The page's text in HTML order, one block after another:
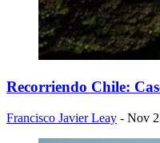
Recorriendo Chile:
Francisco Javier Leay - Nov